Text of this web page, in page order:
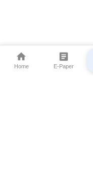
Home E-Paper